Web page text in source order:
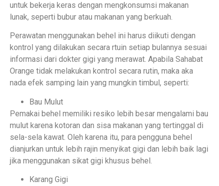
untuk bekerja keras dengan mengkonsumsi makanan
lunak, seperti bubur atau makanan yang berkuah.
Perawatan menggunakan behel ini harus diikuti dengan
kontrol yang dilakukan secara rtuin setiap bulannya sesuai
informasi dari dokter gigi yang merawat. Apabila Sahabat
Orange tidak melakukan kontrol secara rutin, maka aka
nada efek samping lain yang mungkin timbul, seperti:
Bau Mulut
Pemakai behel memiliki resiko lebih besar mengalami bau
mulut karena kotoran dan sisa makanan yang tertinggal di
sela-sela kawat. Oleh karena itu, para pengguna behel
dianjurkan untuk lebih rajin menyikat gigi dan lebih baik lagi
jika menggunakan sikat gigi khusus behel.
Karang Gigi